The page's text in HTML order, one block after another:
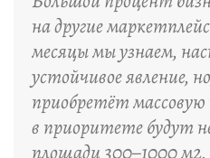
на другие
месяцы мы узнаем,
устойчивое явление,
приобретёт
в приоритете будут
площади 300–1000